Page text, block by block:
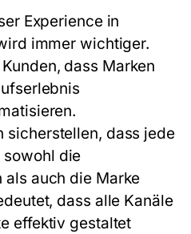
Experience in
immer wichtiger.
dass Marken
sicherstellen, dass jede
sowohl die
als auch die Marke
dass alle Kanäle
effektiv gestaltet